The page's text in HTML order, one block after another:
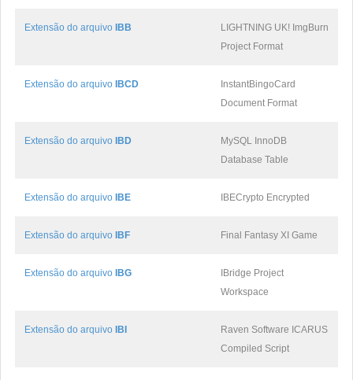
Extensão do arquivo IBB
LIGHTNING UK! ImgBurn
Project Format
Extensão do arquivo IBCD
InstantBingoCard
Document Format
Extensão do arquivo IBD
MySQL InnoDB
Database Table
Extensão do arquivo IBE IBECrypto Encrypted
Extensão do arquivo IBF Final Fantasy XI Game
Extensão do arquivo IBG
IBridge Project
Workspace
Extensão do arquivo IBI
Raven Software ICARUS
Compiled Script